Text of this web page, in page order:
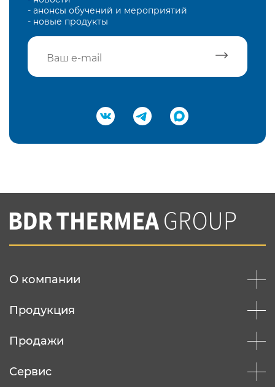
- анонсы обучений и мероприятий
- новые продукты
Подтвердить e-mail
Вы соглашаетесь с нашей политикой
конфеденциальности
О компании
Продукция
Продажи
Сервис